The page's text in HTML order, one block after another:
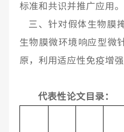
标准和共识并推广应用。
三、针对假体生物膜
生物膜微环境响应型微
原，利用适应性免疫增
代表性论文目录：